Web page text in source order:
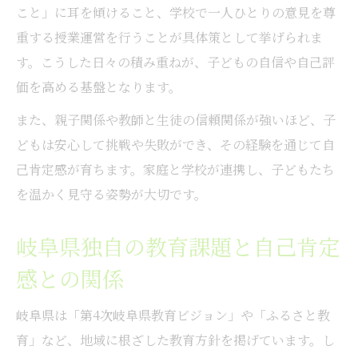
こと」に耳を傾けること、学校で一人ひとりの意見を尊
重する授業運営を行うことが具体策として挙げられま
す。こうした日々の積み重ねが、子どもの自信や自己評
価を高める基盤となります。
また、親子関係や教師と生徒の信頼関係が強いほど、子
どもは安心して挑戦や失敗ができ、その経験を通じて自
己肯定感が育ちます。家庭と学校が連携し、子どもたち
を温かく見守る姿勢が大切です。
岐阜県独自の教育課題と自己肯定
感との関係
岐阜県は「第4次岐阜県教育ビジョン」や「ふるさと教
育」など、地域に根ざした教育方針を掲げています。し